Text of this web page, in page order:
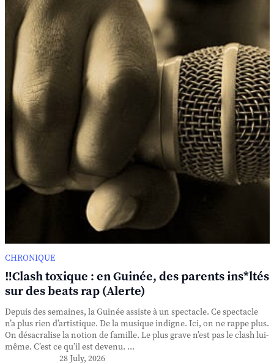
CHRONIQUE
‼️Clash toxique : en Guinée, des parents ins*ltés
sur des beats rap (Alerte)
Depuis des semaines, la Guinée assiste à un spectacle. Ce spectacle
n’a plus rien d’artistique. De la musique indigne. Ici, on ne rappe plus.
On désacralise la notion de famille. Le plus grave n’est pas le clash lui-
même. C’est ce qu’il est devenu. ...
28 July, 2026